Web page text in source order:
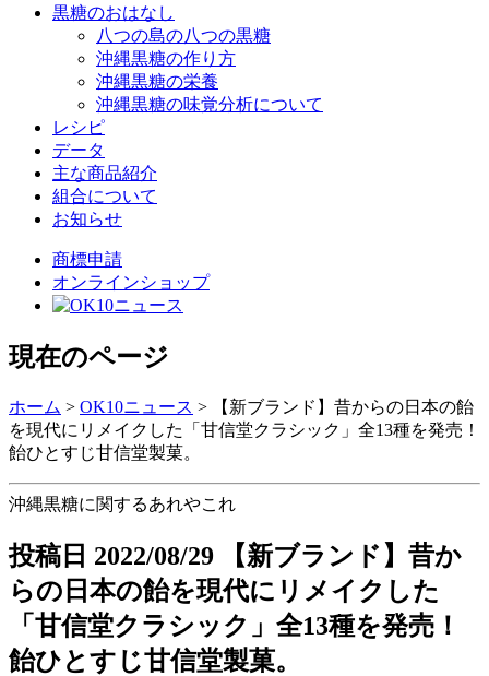
黒糖のおはなし
八つの島の八つの黒糖
沖縄黒糖の作り方
沖縄黒糖の栄養
沖縄黒糖の味覚分析について
レシピ
データ
主な商品紹介
組合について
お知らせ
商標申請
オンラインショップ
現在のページ
ホーム > OK10ニュース >
【新ブランド】昔からの日本の飴
を現代にリメイクした「甘信堂クラシック」全13種を発売！
飴ひとすじ甘信堂製菓。
沖縄黒糖に関するあれやこれ
投稿日 2022/08/29 【新ブランド】昔か
らの日本の飴を現代にリメイクした
「甘信堂クラシック」全13種を発売！
飴ひとすじ甘信堂製菓。